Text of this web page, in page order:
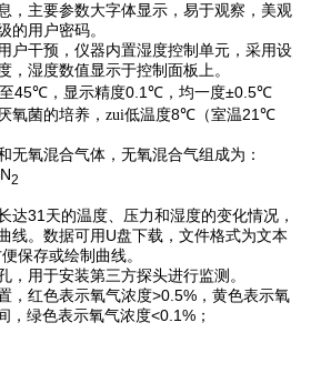
， 主要参数大字体显示，易于观察，美观
的用户密码。
户干预，仪器内置湿度控制单元，采用设
，湿度数值显示于控制面板上。
至45℃ ，显示精度0.1℃ ，均一度±0.5℃
氧菌的培养，zui低温度8℃ （室温21℃
无氧混合气体，无氧混合气组成为：
2
达31 天的温度、压力和湿度的变化情况，
线。数据可用 U盘下载，文件格式为文本
保存或绘制曲线。
，用于安装第三方探头进行监测。
，红色表示氧气浓度>0.5% ，黄色表示氧
，绿色表示氧气浓度<0.1% ；